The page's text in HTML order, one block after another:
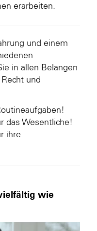
erarbeiten.
und einem
in allen Belangen
und
das Wesentliche!
ihre
wie